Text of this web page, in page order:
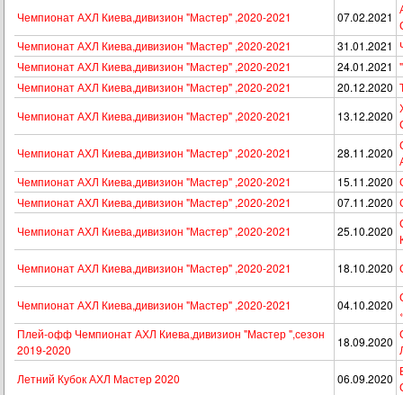
Чемпионат АХЛ Киева,дивизион "Мастер" ,2020-2021
07.02.2021
Чемпионат АХЛ Киева,дивизион "Мастер" ,2020-2021
31.01.2021
Чемпионат АХЛ Киева,дивизион "Мастер" ,2020-2021
24.01.2021
Чемпионат АХЛ Киева,дивизион "Мастер" ,2020-2021
20.12.2020
Чемпионат АХЛ Киева,дивизион "Мастер" ,2020-2021
13.12.2020
Чемпионат АХЛ Киева,дивизион "Мастер" ,2020-2021
28.11.2020
Чемпионат АХЛ Киева,дивизион "Мастер" ,2020-2021
15.11.2020
Чемпионат АХЛ Киева,дивизион "Мастер" ,2020-2021
07.11.2020
Чемпионат АХЛ Киева,дивизион "Мастер" ,2020-2021
25.10.2020
Чемпионат АХЛ Киева,дивизион "Мастер" ,2020-2021
18.10.2020
Чемпионат АХЛ Киева,дивизион "Мастер" ,2020-2021 04.10.2020
Плей-офф Чемпионат АХЛ Киева,дивизион "Мастер ",сезон
2019-2020
18.09.2020
Летний Кубок АХЛ Мастер 2020
06.09.2020